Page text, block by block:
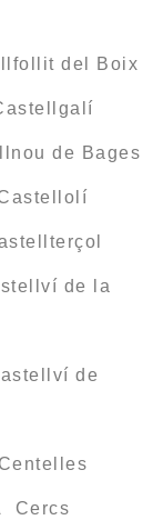
del Boix
de Bages
de la
de
Cercs